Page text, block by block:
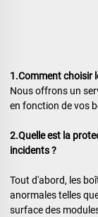
1.Comment choisir
Nous offrons un
en fonction de vos
2.Quelle est la
incidents ?
Tout d'abord, les
anormales telles
surface des